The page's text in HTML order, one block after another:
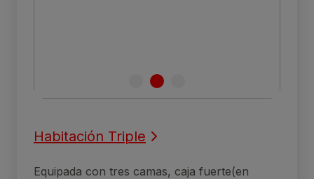
Habitación Triple
Equipada con tres camas, caja fuerte(en